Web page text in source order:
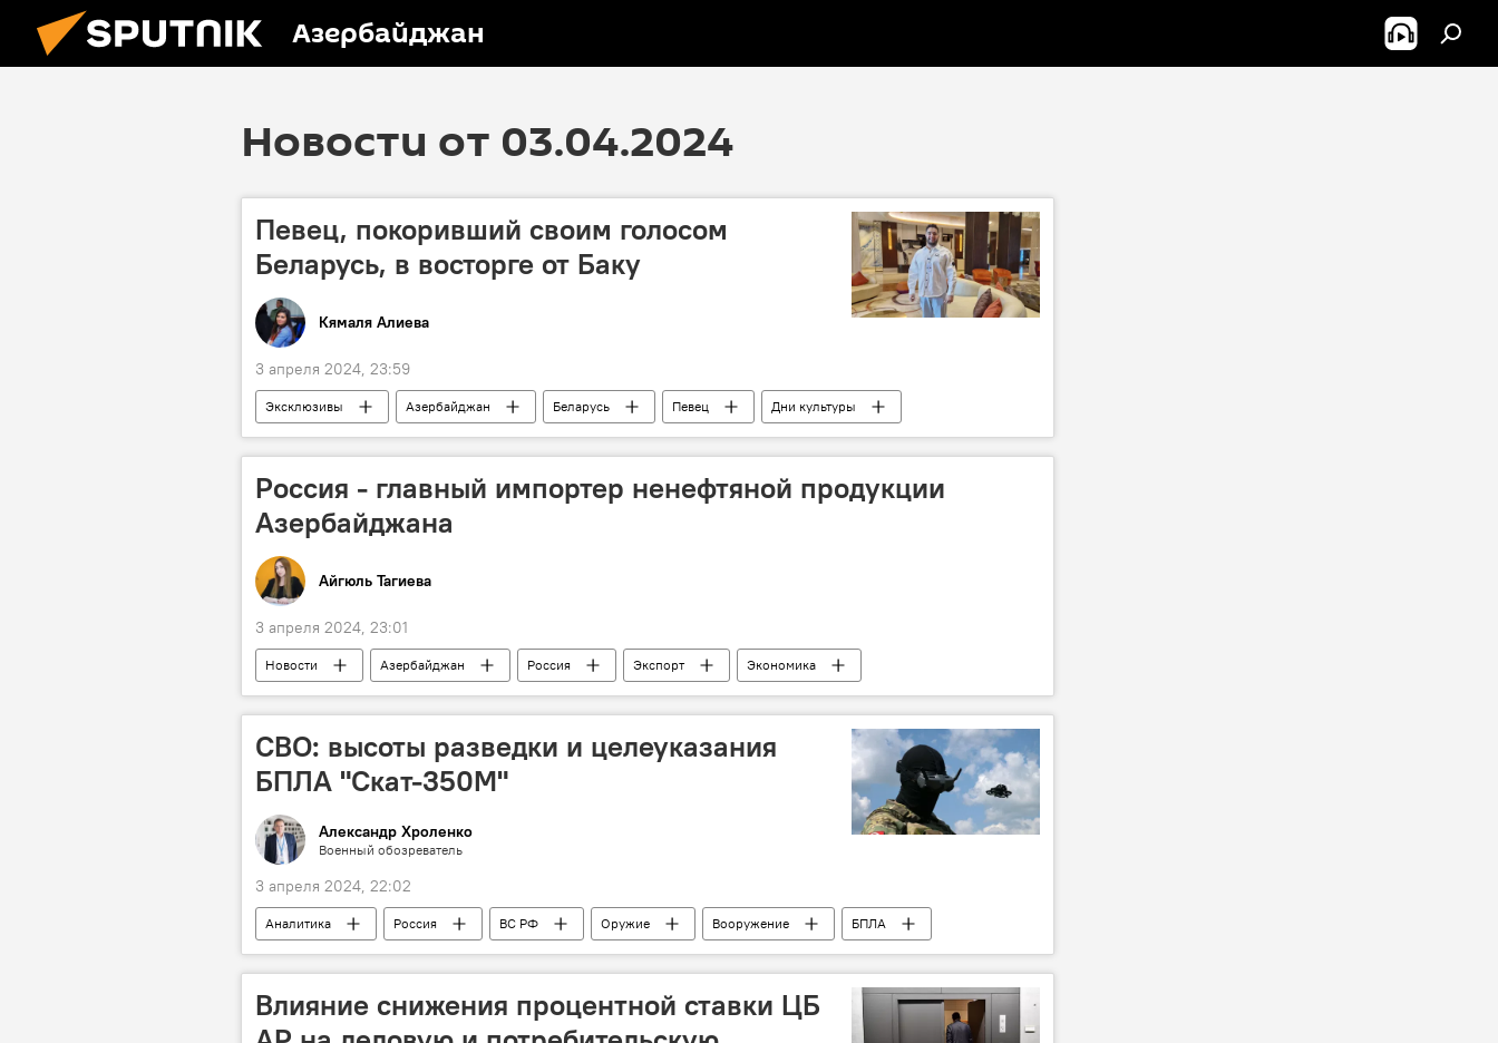
Азербайджан
Новости от 03.04.2024
Певец, покоривший своим голосом
Беларусь, в восторге от Баку
Кямаля Алиева
3 апреля 2024, 23:59
Эксклюзивы Азербайджан Беларусь Певец
Дни культуры
Баку
родина Интервью
Россия - главный импортер ненефтяной продукции
Азербайджана
Айгюль Тагиева
3 апреля 2024, 23:01
Новости Азербайджан Россия Экспорт
Экономика
Ненефтяной экспорт
Сотрудничество
СВО: высоты разведки и целеуказания
БПЛА "Скат-350М"
Александр Хроленко
Военный обозреватель
3 апреля 2024, 22:02
Аналитика Россия ВС РФ Оружие Вооружение
БПЛА
Калашников
СВО
Влияние снижения процентной ставки ЦБ